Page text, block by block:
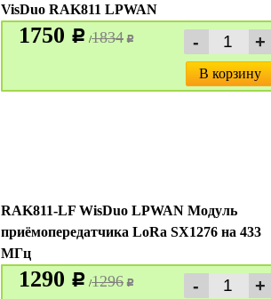
VisDuo RAK811 LPWAN
1750 c /1834 c
В корзину
RAK811-LF WisDuo LPWAN Модуль
приёмопередатчика LoRa SX1276 на 433
МГц
1290 c /1296 c